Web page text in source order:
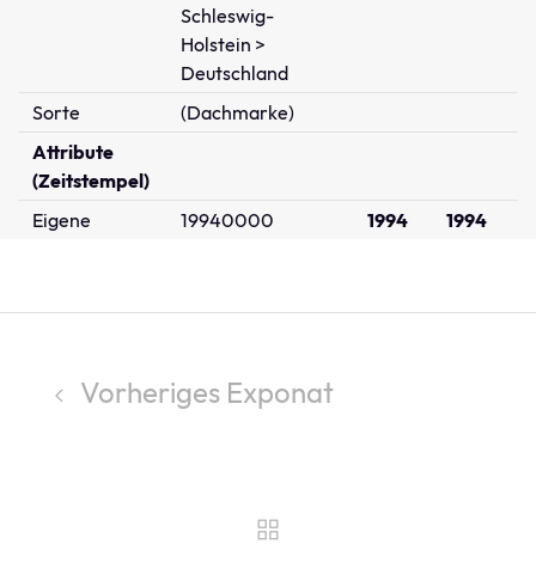
Schleswig-
Holstein >
Deutschland
Sorte
(Dachmarke)
Attribute
(Zeitstempel)
Eigene
19940000 1994 1994
Vorheriges Exponat